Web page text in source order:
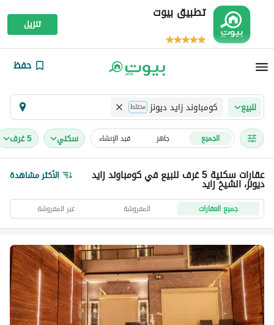
تطبيق بيوت
تنزيل
حفظ
للبيع كومباوند زايد ديونز مختلط
الجميع جاهز قيد الإنشاء سكني 5 غرف
عقارات سكنية 5 غرف للبيع في كومباوند زايدديونز، الشيخ زايد الأكثر مشاهدة
جميع العقارات المفروشة غير المفروشة